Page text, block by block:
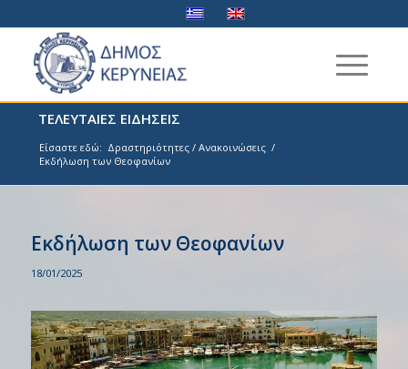
ΤΕΛΕΥΤΑΙΕΣ ΕΙΔΗΣΕΙΣ
Είσαστε εδώ: Δραστηριότητες / Ανακοινώσεις /
Εκδήλωση των Θεοφανίων
Εκδήλωση των Θεοφανίων
18/01/2025